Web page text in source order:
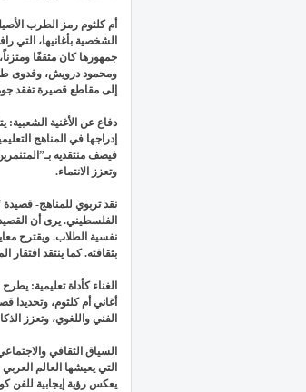
أم كلثوم رمز الطرب
الشخصية بأغانيها، التي
جمهورها كان مثقفًا
ومحمود درويش، وفدوى
إلى مقاطع قصيرة تفقد
دفاع عن الأغنية الشعبية:
إدراجها في المناهج
فيصف منتقديه
وتعزز الانتماء.
نقد تربوي للمناهج- قصيدة
الفلسطيني. يرى أن
نفسية الطلاب. ويقترح
بثقافته. كما ينتقد
الغناء كأداة تعليمية:
أغاني أم كلثوم، وتحديدا
الفني واللغوي، وتعزز
السياق الثقافي
التي يعيشها العالم
يعكس رؤية إيجابية للفن